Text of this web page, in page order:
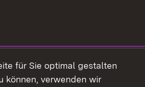
für Sie optimal gestalten
können, verwenden wir